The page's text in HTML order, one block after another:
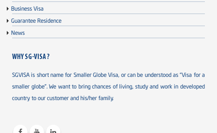
Business Visa
Guarantee Residence
News
WHY SG-VISA ?
SGVISA is short name for Smaller Globe Visa, or can be understood as “Visa for a
smaller globe”. We want to bring chances of living, study and work in developed
country to our customer and his/her family.